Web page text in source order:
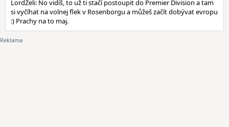
LordZeli: No vidíš, to už ti stačí postoupit do Premier Division a tam
si vyčíhat na volnej flek v Rosenborgu a můžeš začít dobývat evropu
:) Prachy na to maj.